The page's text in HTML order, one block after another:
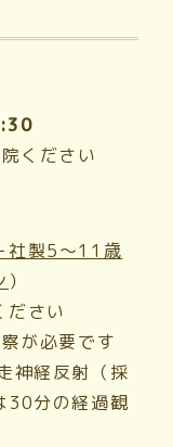
ください
社製5～11歳
）
さい
が必要です
神経反射（採
30分の経過観